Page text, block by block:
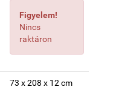
Figyelem!
Nincs
raktáron
73 x 208 x 12 cm